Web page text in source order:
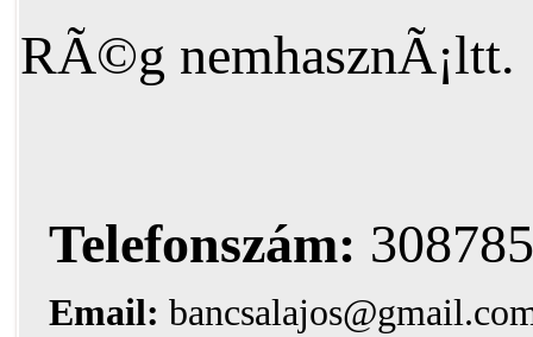
RÃ©g nemhasznÃ¡ltt.
Telefonszám:
Email: